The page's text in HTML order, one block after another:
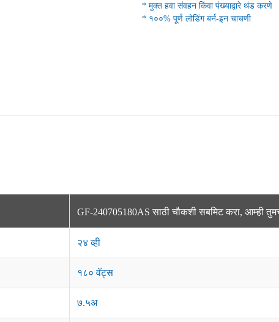
* मुक्त हवा संवहन किंवा पंख्याद्वारे थंड करणे
* १००% पूर्ण लोडिंग बर्न-इन चाचणी
GF-240705180AS साठी चौकशी सबमिट करा, आम्ही
२४ व्ही
१८० वॅट्स
७.५अ